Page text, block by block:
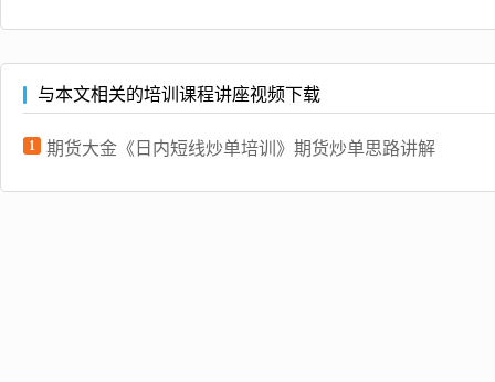
与本文相关的培训课程讲座视频下载
1 期货大金《日内短线炒单培训》期货炒单思路讲解